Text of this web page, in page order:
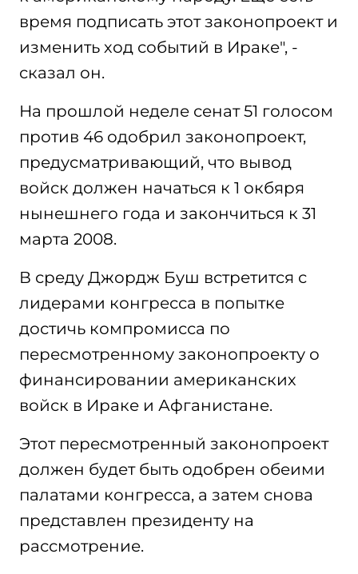
время подписать этот законопроект и
изменить ход событий в Ираке", -
сказал он.
На прошлой неделе сенат 51 голосом
против 46 одобрил законопроект,
предусматривающий, что вывод
войск должен начаться к 1 окбяря
нынешнего года и закончиться к 31
марта 2008.
В среду Джордж Буш встретится с
лидерами конгресса в попытке
достичь компромисса по
пересмотренному законопроекту о
финансировании американских
войск в Ираке и Афганистане.
Этот пересмотренный законопроект
должен будет быть одобрен обеими
палатами конгресса, а затем снова
представлен президенту на
рассмотрение.